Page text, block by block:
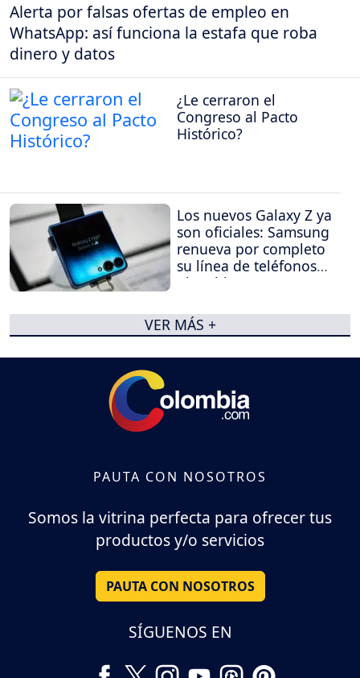
Alerta por falsas ofertas de empleo en
WhatsApp: así funciona la estafa que roba
dinero y datos
¿Le cerraron el
Congreso al Pacto
Histórico?
Los nuevos Galaxy Z ya
son oficiales: Samsung
renueva por completo
su línea de teléfonos
plegables
VER MÁS +
PAUTA CON NOSOTROS
Somos la vitrina perfecta para ofrecer tus
productos y/o servicios
PAUTA CON NOSOTROS
SÍGUENOS EN